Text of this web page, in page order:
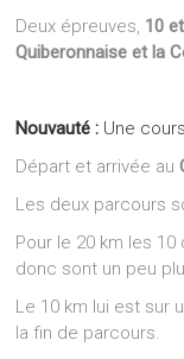
Deux épreuves, 10
Quiberonnaise et la
Nouvauté : Une
Départ et arrivée au
Les deux parcours
Pour le 20 km les
donc sont un peu
Le 10 km lui est sur
la fin de parcours.